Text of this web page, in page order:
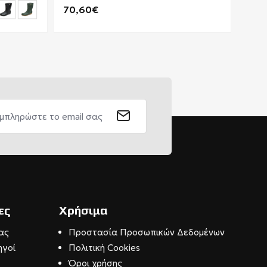
70,60€
Χρήσιμα
Προστασία Προσωπικών Δεδομένων
Πολιτική Cookies
Όροι χρήσης